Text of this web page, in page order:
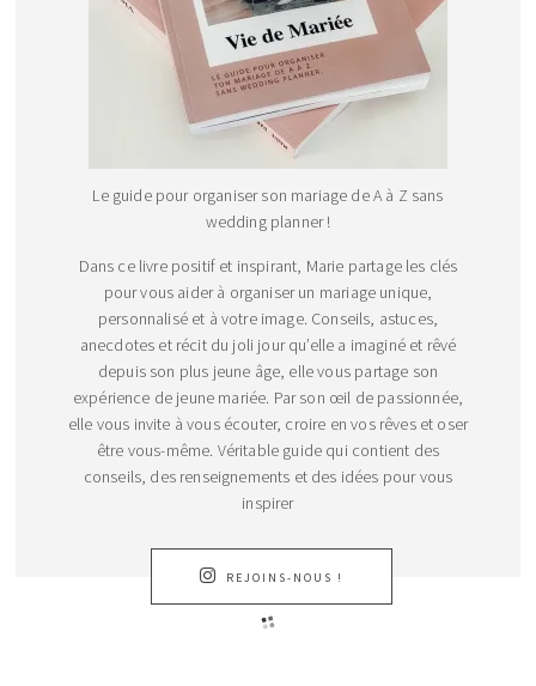
Le guide pour organiser son mariage de A à Z sans
wedding planner !
Dans ce livre positif et inspirant, Marie partage les clés
pour vous aider à organiser un mariage unique,
personnalisé et à votre image. Conseils, astuces,
anecdotes et récit du joli jour qu’elle a imaginé et rêvé
depuis son plus jeune âge, elle vous partage son
expérience de jeune mariée. Par son œil de passionnée,
elle vous invite à vous écouter, croire en vos rêves et oser
être vous-même. Véritable guide qui contient des
conseils, des renseignements et des idées pour vous
inspirer
REJOINS-NOUS !